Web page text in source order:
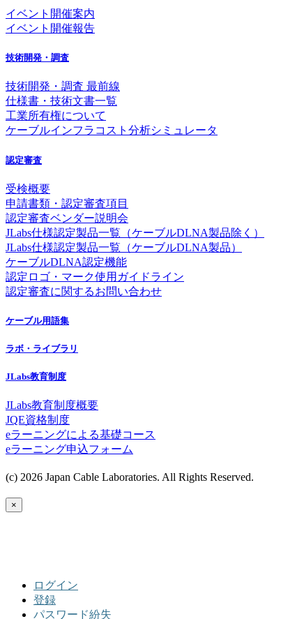
イベント開催案内
イベント開催報告
技術開発・調査
技術開発・調査 最前線
仕様書・技術文書一覧
工業所有権について
ケーブルインフラコスト分析シミュレータ
認定審査
受検概要
申請書類・認定審査項目
認定審査ベンダー説明会
JLabs仕様認定製品一覧（ケーブルDLNA製品除く）
JLabs仕様認定製品一覧（ケーブルDLNA製品）
ケーブルDLNA認定機能
認定ロゴ・マーク使用ガイドライン
認定審査に関するお問い合わせ
ケーブル用語集
ラボ・ライブラリ
JLabs教育制度
JLabs教育制度概要
JQE資格制度
eラーニングによる基礎コース
eラーニング申込フォーム
(c) 2026 Japan Cable Laboratories. All Rights Reserved.
×
ログイン
登録
パスワード紛失